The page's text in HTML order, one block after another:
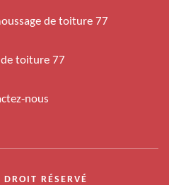
de toiture 77
de toiture 77
nous
RÉSERVÉ